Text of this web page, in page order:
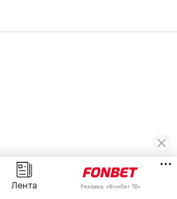
Лента Реклама, «Фонбет ТВ»